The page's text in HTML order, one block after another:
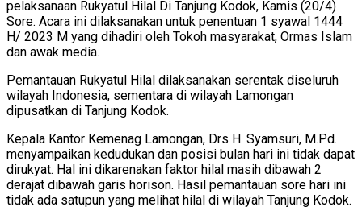
pelaksanaan Rukyatul Hilal Di Tanjung Kodok, Kamis (20/4)
Sore. Acara ini dilaksanakan untuk penentuan 1 syawal 1444
H/ 2023 M yang dihadiri oleh Tokoh masyarakat, Ormas Islam
dan awak media.
Pemantauan Rukyatul Hilal dilaksanakan serentak diseluruh
wilayah Indonesia, sementara di wilayah Lamongan
dipusatkan di Tanjung Kodok.
Kepala Kantor Kemenag Lamongan, Drs H. Syamsuri, M.Pd.
menyampaikan kedudukan dan posisi bulan hari ini tidak dapat
dirukyat. Hal ini dikarenakan faktor hilal masih dibawah 2
derajat dibawah garis horison. Hasil pemantauan sore hari ini
tidak ada satupun yang melihat hilal di wilayah Tanjung Kodok.